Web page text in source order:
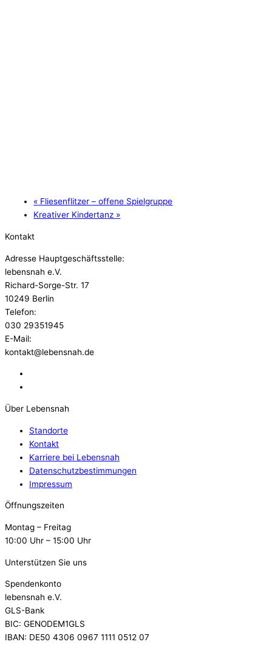
« Fliesenflitzer – offene Spielgruppe
Kreativer Kindertanz »
Kontakt
Adresse Hauptgeschäftsstelle:
lebensnah e.V.
Richard-Sorge-Str. 17
10249 Berlin
Telefon:
030 29351945
E-Mail:
kontakt@lebensnah.de
Über Lebensnah
Standorte
Kontakt
Karriere bei Lebensnah
Datenschutzbestimmungen
Impressum
Öffnungszeiten
Montag – Freitag
10:00 Uhr – 15:00 Uhr
Unterstützen Sie uns
Spendenkonto
lebensnah e.V.
GLS-Bank
BIC: GENODEM1GLS
IBAN: DE50 4306 0967 1111 0512 07